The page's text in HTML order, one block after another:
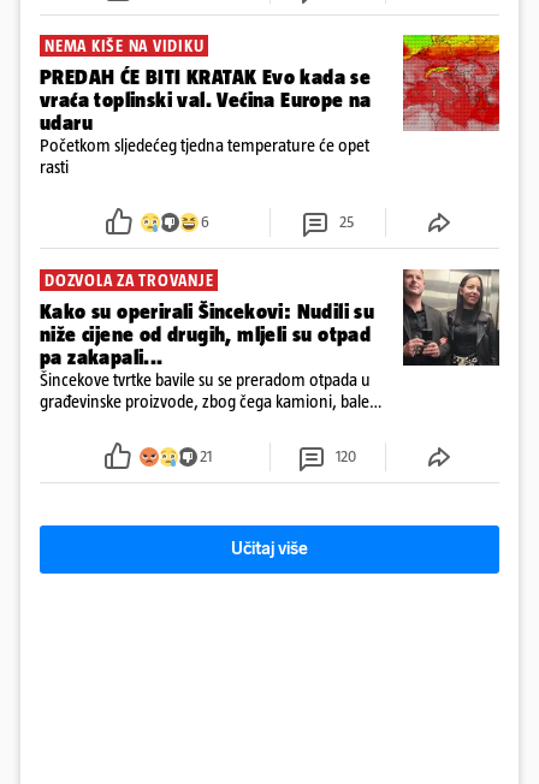
NEMA KIŠE NA VIDIKU
PREDAH ĆE BITI KRATAK Evo kada se
vraća toplinski val. Većina Europe na
udaru
Početkom sljedećeg tjedna temperature će opet
rasti
6 25
DOZVOLA ZA TROVANJE
Kako su operirali Šincekovi: Nudili su
niže cijene od drugih, mljeli su otpad
pa zakapali...
Šincekove tvrtke bavile su se preradom otpada u
građevinske proizvode, zbog čega kamioni, bale
21 120
Učitaj više